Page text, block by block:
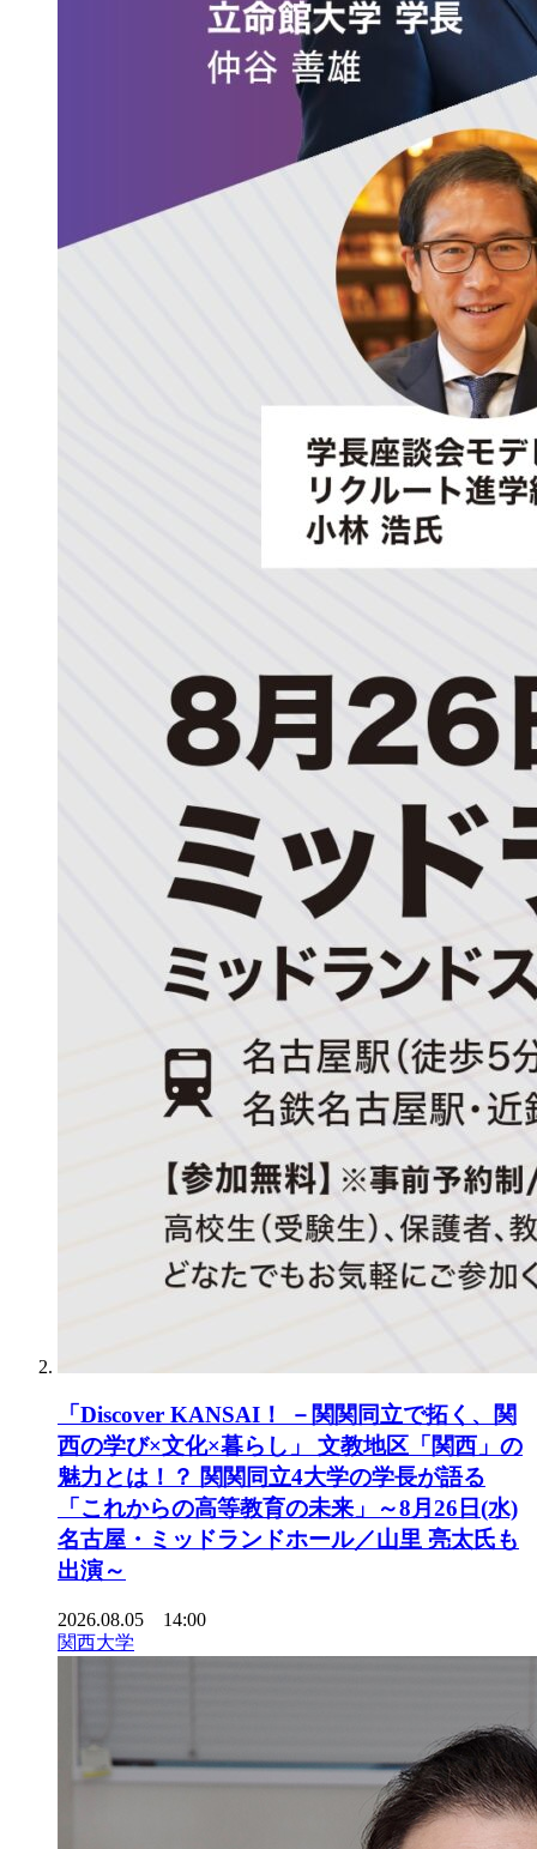
「Discover KANSAI！ －関関同立で拓く、関
西の学び×文化×暮らし」 文教地区「関西」の
魅力とは！？ 関関同立4大学の学長が語る
「これからの高等教育の未来」～8月26日(水)
名古屋・ミッドランドホール／山里 亮太氏も
出演～
2026.08.05 14:00
関西大学